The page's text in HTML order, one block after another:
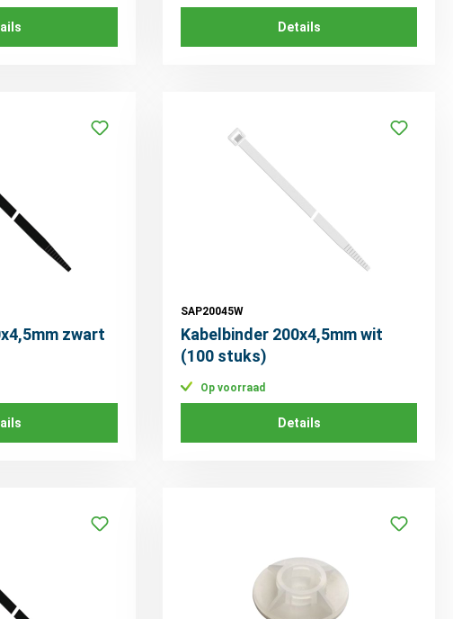
Details
zwart
SAP20045W
Kabelbinder 200x4,5mm wit
(100 stuks)
Op voorraad
Details